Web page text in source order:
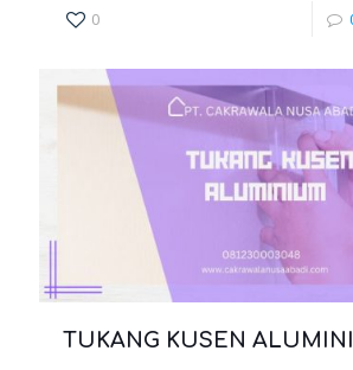
0
TUKANG KUSEN